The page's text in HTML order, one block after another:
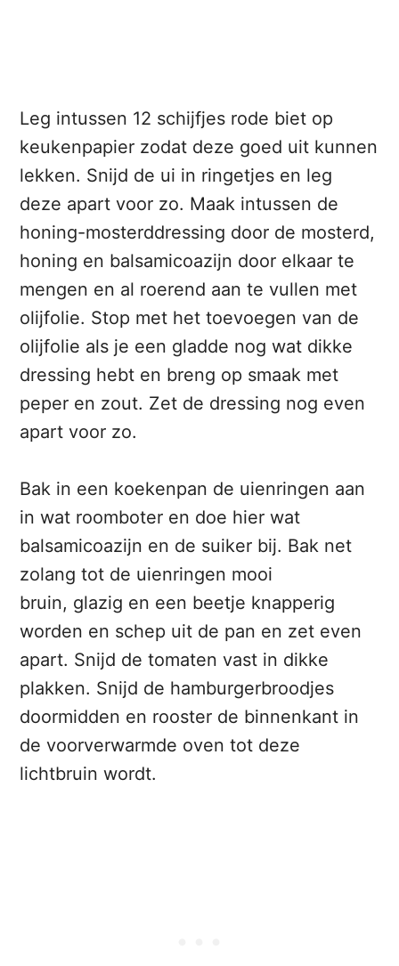
Leg intussen 12 schijfjes rode biet op
keukenpapier zodat deze goed uit kunnen
lekken. Snijd de ui in ringetjes en leg
deze apart voor zo. Maak intussen de
honing-mosterddressing door de mosterd,
honing en balsamicoazijn door elkaar te
mengen en al roerend aan te vullen met
olijfolie. Stop met het toevoegen van de
olijfolie als je een gladde nog wat dikke
dressing hebt en breng op smaak met
peper en zout. Zet de dressing nog even
apart voor zo.
Bak in een koekenpan de uienringen aan
in wat roomboter en doe hier wat
balsamicoazijn en de suiker bij. Bak net
zolang tot de uienringen mooi
bruin, glazig en een beetje knapperig
worden en schep uit de pan en zet even
apart. Snijd de tomaten vast in dikke
plakken. Snijd de hamburgerbroodjes
doormidden en rooster de binnenkant in
de voorverwarmde oven tot deze
lichtbruin wordt.